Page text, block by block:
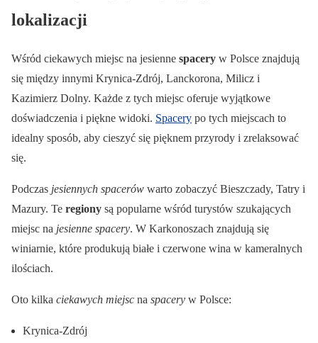
lokalizacji
Wśród ciekawych miejsc na jesienne spacery w Polsce znajdują
się między innymi Krynica-Zdrój, Lanckorona, Milicz i
Kazimierz Dolny. Każde z tych miejsc oferuje wyjątkowe
doświadczenia i piękne widoki. Spacery po tych miejscach to
idealny sposób, aby cieszyć się pięknem przyrody i zrelaksować
się.
Podczas jesiennych spacerów warto zobaczyć Bieszczady, Tatry i
Mazury. Te regiony są popularne wśród turystów szukających
miejsc na jesienne spacery. W Karkonoszach znajdują się
winiarnie, które produkują białe i czerwone wina w kameralnych
ilościach.
Oto kilka ciekawych miejsc na spacery w Polsce:
Krynica-Zdrój